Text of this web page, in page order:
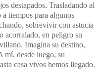
destapados. Trasladando al
tiempos para algunos
sobrevivir con astucia
acorralado, en peligro su
Imagina su destino,
mí, desde luego, su
casa vivos hemos llegado.